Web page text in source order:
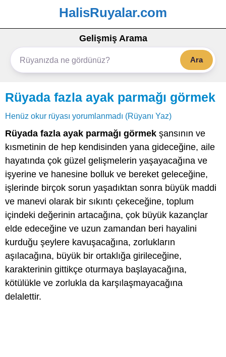
HalisRuyalar.com
Gelişmiş Arama
Ara
Rüyada fazla ayak parmağı görmek
Henüz okur rüyası yorumlanmadı (Rüyanı Yaz)
Rüyada fazla ayak parmağı görmek şansının ve
kısmetinin de hep kendisinden yana gideceğine, aile
hayatında çok güzel gelişmelerin yaşayacağına ve
işyerine ve hanesine bolluk ve bereket geleceğine,
işlerinde birçok sorun yaşadıktan sonra büyük maddi
ve manevi olarak bir sıkıntı çekeceğine, toplum
içindeki değerinin artacağına, çok büyük kazançlar
elde edeceğine ve uzun zamandan beri hayalini
kurduğu şeylere kavuşacağına, zorlukların
aşılacağına, büyük bir ortaklığa girileceğine,
karakterinin gittikçe oturmaya başlayacağına,
kötülükle ve zorlukla da karşılaşmayacağına
delalettir.